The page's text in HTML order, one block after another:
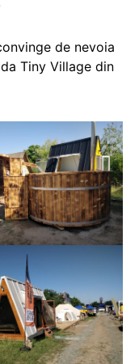
de nevoia
Tiny Village din